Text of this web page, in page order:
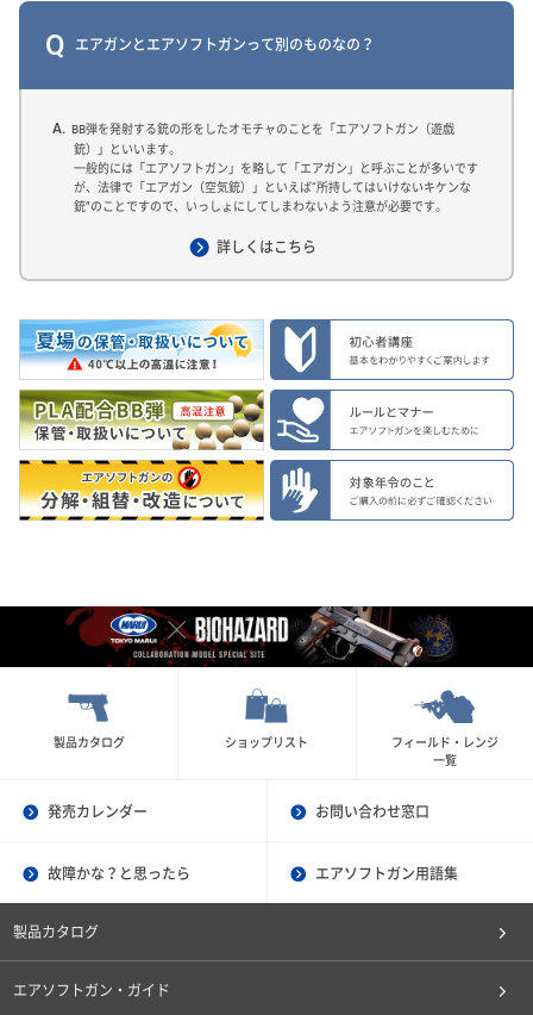
Q エアガンとエアソフトガンって別のものなの？
A. BB弾を発射する銃の形をしたオモチャのことを「エアソフトガン（遊戯
銃）」といいます。
一般的には「エアソフトガン」を略して「エアガン」と呼ぶことが多いです
が、法律で「エアガン（空気銃）」といえば“所持してはいけないキケンな
銃”のことですので、いっしょにしてしまわないよう注意が必要です。
詳しくはこちら
製品カタログ ショップリスト
フィールド・レンジ
一覧
発売カレンダー お問い合わせ窓口
故障かな？と思ったら エアソフトガン用語集
製品カタログ
エアソフトガン・ガイド